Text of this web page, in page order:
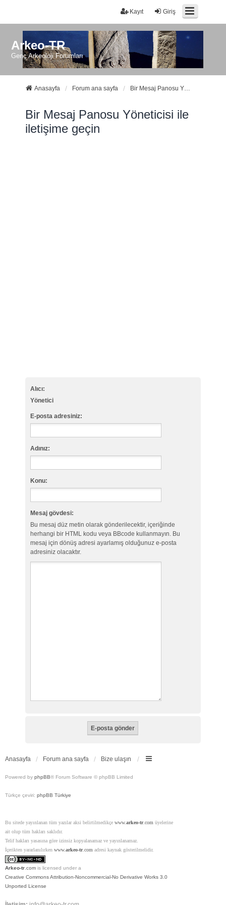
Giriş
Kayıt
Arkeo-TR
Genç Arkeoloji Forumları
Anasayfa Forum ana sayfa Bir Mesaj Panosu Yöneticisi ile iletişime geçin
Bir Mesaj Panosu Yöneticisi ile
iletişime geçin
Alıcı:
Yönetici
E-posta adresiniz:
Adınız:
Konu:
Mesaj gövdesi:
Bu mesaj düz metin olarak gönderilecektir, içeriğinde
herhangi bir HTML kodu veya BBcode kullanmayın. Bu
mesaj için dönüş adresi ayarlamış olduğunuz e-posta
adresiniz olacaktır.
Anasayfa Forum ana sayfa Bize ulaşın
Powered by phpBB® Forum Software © phpBB Limited
Türkçe çeviri: phpBB Türkiye
Bu sitede yayınlanan tüm yazılar aksi belirtilmedikçe www.arkeo-tr.com üyelerine
ait olup tüm hakları saklıdır.
Telif hakları yasasına göre izinsiz kopyalanamaz ve yayınlanamaz.
İçerikten yararlanılırken www.arkeo-tr.com adresi kaynak gösterilmelidir.
Arkeo-tr .com is licensed under a
Creative Commons Attribution-Noncommercial-No Derivative Works 3.0
Unported License